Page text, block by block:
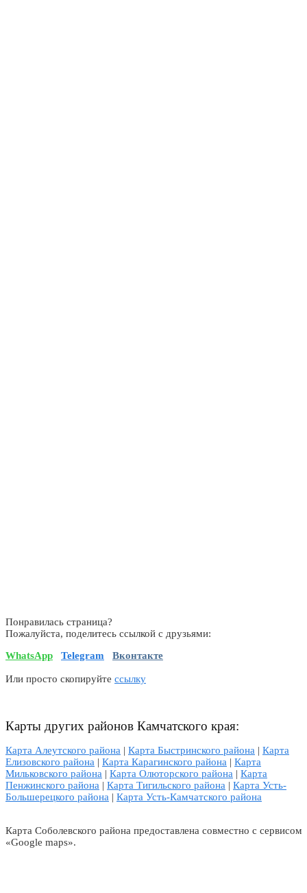
Понравилась страница?
Пожалуйста, поделитесь ссылкой с друзьями:
WhatsApp
Telegram Вконтакте
Или просто скопируйте ссылку
Карты других районов Камчатского края:
Карта Алеутского района | Карта Быстринского района | Карта
Елизовского района | Карта Карагинского района | Карта
Мильковского района | Карта Олюторского района | Карта
Пенжинского района | Карта Тигильского района | Карта Усть-
Большерецкого района | Карта Усть-Камчатского района
Карта Соболевского района предоставлена совместно с сервисом
«Google maps».